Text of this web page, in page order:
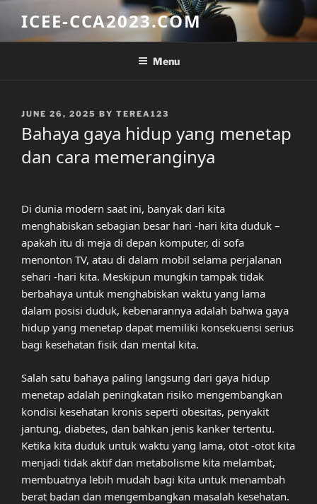
content
ICEE-CCA2023.COM
Menu
POSTED
JUNE 26, 2025 BY TEREA123
Bahaya gaya hidup yang menetap
dan cara memeranginya
Di dunia modern saat ini, banyak dari kita
menghabiskan sebagian besar hari -hari kita duduk –
apakah itu di meja di depan komputer, di sofa
menonton TV, atau di dalam mobil selama perjalanan
sehari -hari kita. Meskipun mungkin tampak tidak
berbahaya untuk menghabiskan waktu yang lama
dalam posisi duduk, kebenarannya adalah bahwa gaya
hidup yang menetap dapat memiliki konsekuensi serius
bagi kesehatan fisik dan mental kita.
Salah satu bahaya paling langsung dari gaya hidup
menetap adalah peningkatan risiko mengembangkan
kondisi kesehatan kronis seperti obesitas, penyakit
jantung, diabetes, dan bahkan jenis kanker tertentu.
Ketika kita duduk untuk waktu yang lama, otot -otot kita
menjadi tidak aktif dan metabolisme kita melambat,
membuatnya lebih mudah bagi kita untuk menambah
berat badan dan mengembangkan masalah kesehatan.